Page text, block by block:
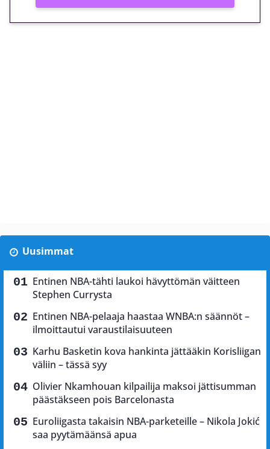
Uusimmat
Entinen NBA-tähti laukoi hävyttömän väitteen
Stephen Currysta
Entinen NBA-pelaaja haastaa WNBA:n säännöt –
ilmoittautui varaustilaisuuteen
Karhu Basketin kova hankinta jättääkin Korisliigan
väliin – tässä syy
Olivier Nkamhouan kilpailija maksoi jättisumman
päästäkseen pois Barcelonasta
Euroliigasta takaisin NBA-parketeille – Nikola Jokić
saa pyytämäänsä apua